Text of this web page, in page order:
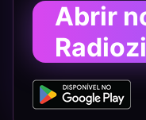
Abrir